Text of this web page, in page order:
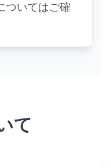
ついてはご確
て